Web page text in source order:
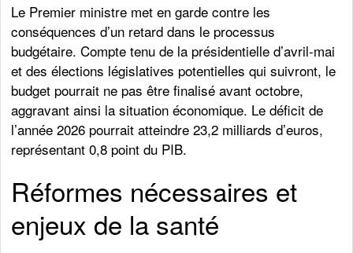
Le Premier ministre met en garde contre les
conséquences d’un retard dans le processus
budgétaire. Compte tenu de la présidentielle d’avril-mai
et des élections législatives potentielles qui suivront, le
budget pourrait ne pas être finalisé avant octobre,
aggravant ainsi la situation économique. Le déficit de
l’année 2026 pourrait atteindre 23,2 milliards d’euros,
représentant 0,8 point du PIB.
Réformes nécessaires et
enjeux de la santé